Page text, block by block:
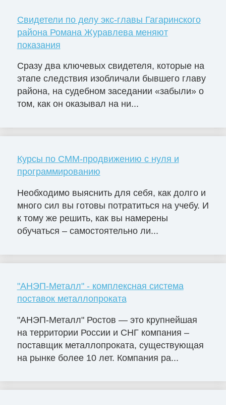
Свидетели по делу экс-главы Гагаринского
района Романа Журавлева меняют
показания
Сразу два ключевых свидетеля, которые на
этапе следствия изобличали бывшего главу
района, на судебном заседании «забыли» о
том, как он оказывал на ни...
Курсы по СММ-продвижению с нуля и
программированию
Необходимо выяснить для себя, как долго и
много сил вы готовы потратиться на учебу. И
к тому же решить, как вы намерены
обучаться – самостоятельно ли...
"АНЭП-Металл" - комплексная система
поставок металлопроката
"АНЭП-Металл" Ростов — это крупнейшая
на территории России и СНГ компания –
поставщик металлопроката, существующая
на рынке более 10 лет. Компания ра...